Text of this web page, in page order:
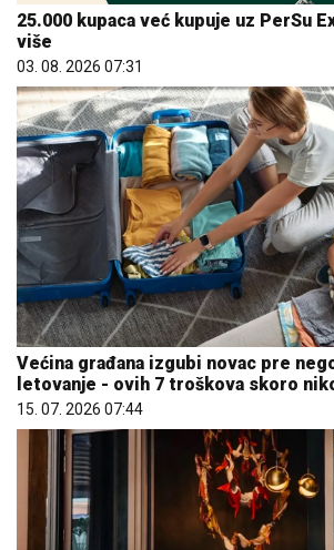
25.000 kupaca već kupuje uz PerSu
više
03. 08. 2026 07:31
Većina građana izgubi novac pre
letovanje - ovih 7 troškova skoro
15. 07. 2026 07:44